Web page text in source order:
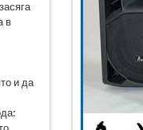
в
и да